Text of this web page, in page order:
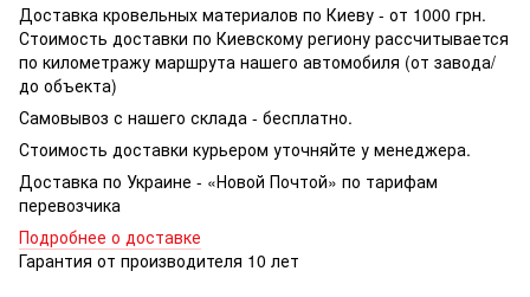
Доставка кровельных материалов по Киеву - от 1000 грн.
Стоимость доставки по Киевскому региону рассчитывается
по километражу маршрута нашего автомобиля (от завода/
до объекта)
Самовывоз с нашего склада - бесплатно.
Стоимость доставки курьером уточняйте у менеджера.
Доставка по Украине - «Новой Почтой» по тарифам
перевозчика
Подробнее о доставке
Гарантия от производителя 10 лет